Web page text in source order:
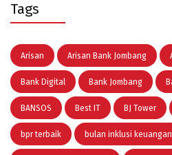
Tags
Arisan Arisan Bank Jombang
Bank Digital Bank Jombang
BANSOS Best IT BJ Tower
bpr terbaik bulan inklusi keuangan